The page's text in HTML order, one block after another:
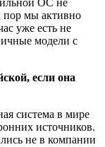
пор мы активно
уже есть не
модели с
если она
система в мире
источников.
не в компании